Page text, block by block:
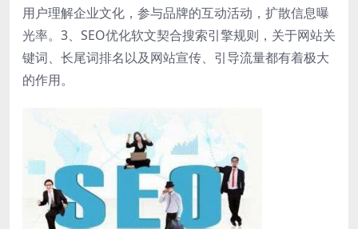
用户理解企业文化，参与品牌的互动活动，扩散信息曝
光率。3、SEO优化软文契合搜索引擎规则，关于网站关
键词、长尾词排名以及网站宣传、引导流量都有着极大
的作用。